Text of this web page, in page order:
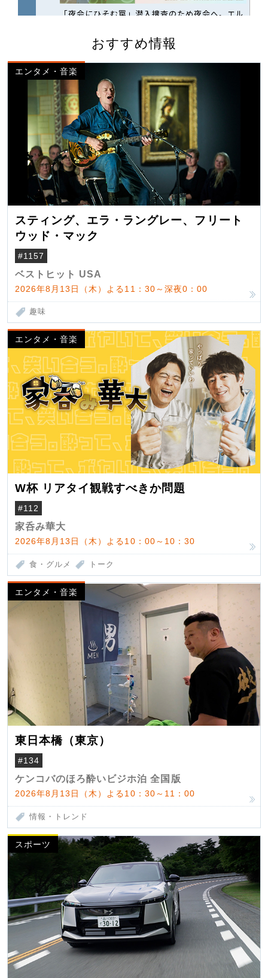
おすすめ情報
エンタメ・音楽
スティング、エラ・ラングレー、フリート
ウッド・マック
#1157
ベストヒット USA
2026年8月13日（木）よる11：30～深夜0：00
趣味
エンタメ・音楽
W杯 リアタイ観戦すべきか問題
#112
家呑み華大
2026年8月13日（木）よる10：00～10：30
食・グルメ トーク
エンタメ・音楽
東日本橋（東京）
#134
ケンコバのほろ酔いビジホ泊 全国版
2026年8月13日（木）よる10：30～11：00
情報・トレンド
スポーツ